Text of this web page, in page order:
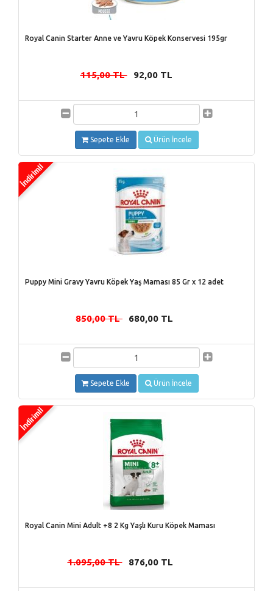
Royal Canin Starter Anne ve Yavru Köpek Konservesi 195gr
115,00 TL- 92,00 TL
Sepete Ekle Ürün İncele
Puppy Mini Gravy Yavru Köpek Yaş Maması 85 Gr x 12 adet
850,00 TL 680,00 TL
Sepete Ekle Ürün İncele
Royal Canin Mini Adult +8 2 Kg Yaşlı Kuru Köpek Maması
1.095,00 TL- 876,00 TL